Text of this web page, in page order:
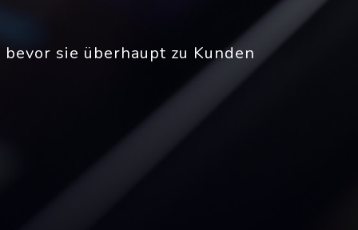
sie überhaupt zu Kunden